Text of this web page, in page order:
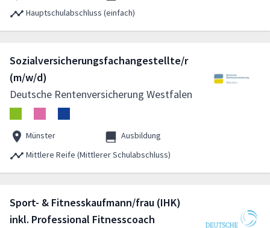
Hauptschulabschluss (einfach)
Sozialversicherungsfachangestellte/r
(m/w/d)
Deutsche Rentenversicherung Westfalen
Münster
Ausbildung
Mittlere Reife (Mittlerer Schulabschluss)
Sport- & Fitnesskaufmann/frau (IHK)
inkl. Professional Fitnesscoach